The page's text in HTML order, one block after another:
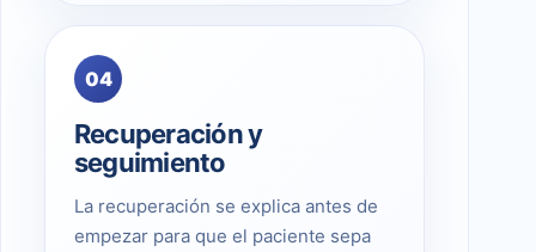
04
Recuperación y
seguimiento
La recuperación se explica antes de
empezar para que el paciente sepa